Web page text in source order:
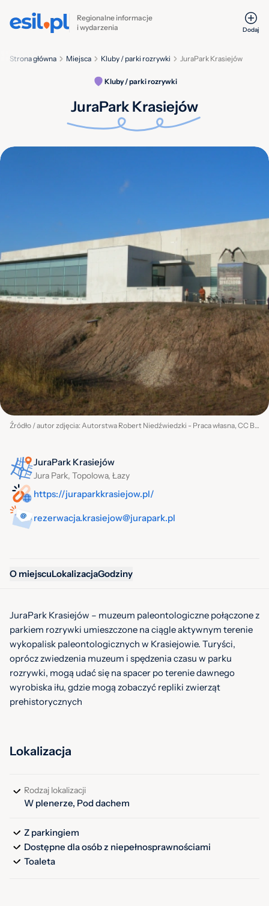
Regionalne informacje
i wydarzenia
Dodaj
JuraPark Krasiejów
Kluby / parki rozrywki
Miejsca
Strona główna
Kluby / parki rozrywki
JuraPark Krasiejów
Źródło / autor zdjęcia: Autorstwa Robert Niedźwiedzki - Praca własna, CC BY-SA 3.0, https://commons.wikimedia.org/w/index.php?curid=9545801
JuraPark Krasiejów
Jura Park, Topolowa, Łazy
https://juraparkkrasiejow.pl/
rezerwacja.krasiejow@jurapark.pl
O miejscuLokalizacjaGodziny
JuraPark Krasiejów – muzeum paleontologiczne połączone z
parkiem rozrywki umieszczone na ciągle aktywnym terenie
wykopalisk paleontologicznych w Krasiejowie. Turyści,
oprócz zwiedzenia muzeum i spędzenia czasu w parku
rozrywki, mogą udać się na spacer po terenie dawnego
wyrobiska iłu, gdzie mogą zobaczyć repliki zwierząt
prehistorycznych
Lokalizacja
Rodzaj lokalizacji
W plenerze, Pod dachem
Z parkingiem
Dostępne dla osób z niepełnosprawnościami
Toaleta